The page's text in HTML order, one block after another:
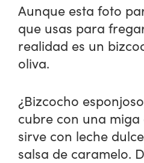
Aunque esta foto
que usas para
realidad es un
oliva.
¿Bizcocho
cubre con una miga
sirve con leche
salsa de caramelo.